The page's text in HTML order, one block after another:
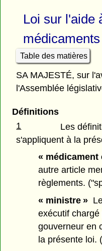
Loi sur l'aide
Table des matières
SA MAJESTÉ, sur
l'Assemblée
Définitions
1
Les
s'appliquent à la
« médicament
autre article
règlements.
« ministre »
exécutif
gouverneur en
la présente loi.